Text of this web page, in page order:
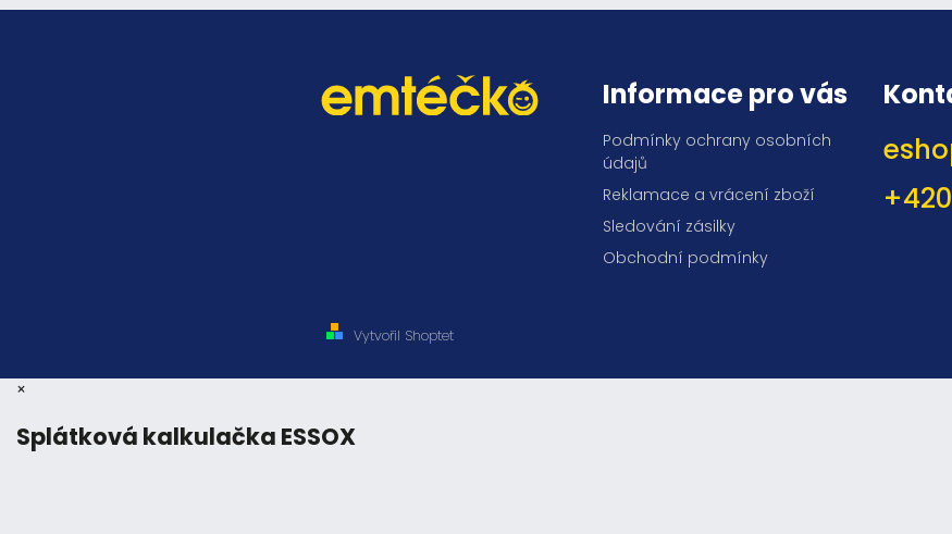
Informace pro vás
Podmínky ochrany osobních
údajů
Reklamace a vrácení zboží
Sledování zásilky
Obchodní podmínky
Vytvořil Shoptet
×
Splátková kalkulačka ESSOX